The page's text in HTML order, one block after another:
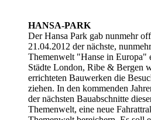
HANSA-PARK
Der Hansa Park gab nunmehr
21.04.2012 der nächste,
Themenwelt "Hanse in Europa"
Städte London, Ribe & Bergen
errichteten Bauwerken die
ziehen. In den kommenden
der nächsten Bauabschnitte
Themenwelt, eine neue